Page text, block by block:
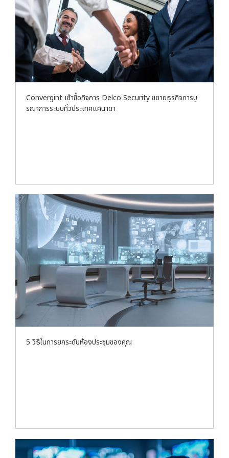
Convergint เข้าซื้อกิจการ Delco Security ขยายธุรกิจการบู
รณาการระบบทั่วประเทศแคนาดา
5 วิธีในการยกระดับห้องประชุมของคุณ